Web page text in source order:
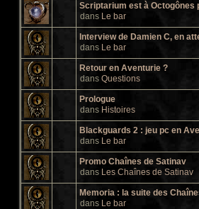
Scriptarium est à Octogônes
dans Le bar
Interview de Damien C, en
dans Le bar
Retour en Aventurie ?
dans Questions
Prologue
dans Histoires
Blackguards 2 : jeu pc en
dans Le bar
Promo Chaînes de Satinav
dans Les Chaînes de Satinav
Memoria : la suite des
dans Le bar